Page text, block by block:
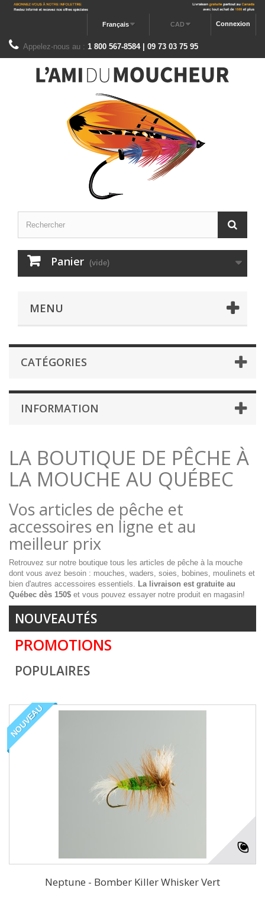
Connexion
CAD
Français
Appelez-nous au : 1 800 567-8584 | 09 73 03 75 95
Panier (vide)
MENU
CATÉGORIES
INFORMATION
LA BOUTIQUE DE PÊCHE À
LA MOUCHE AU QUÉBEC
Vos articles de pêche et
accessoires en ligne et au
meilleur prix
Retrouvez sur notre boutique tous les articles de pêche à la mouche
dont vous avez besoin : mouches, waders, soies, bobines, moulinets et
bien d'autres accessoires essentiels. La livraison est gratuite au
Québec dès 150$ et vous pouvez essayer notre produit en magasin!
NOUVEAUTÉS
PROMOTIONS
POPULAIRES
NOUVEAU
Neptune - Bomber Killer Whisker Vert